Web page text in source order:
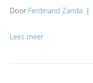
Door Ferdinand Zanda |
Lees meer